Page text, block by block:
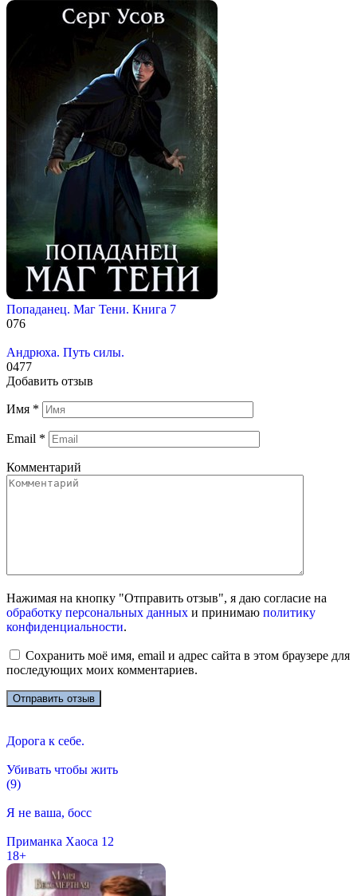
Попаданец. Маг Тени. Книга 7
076
Андрюха. Путь силы.
0477
Добавить отзыв
Имя *
Email *
Комментарий
Нажимая на кнопку "Отправить отзыв", я даю согласие на
обработку персональных данных и принимаю политику
конфиденциальности.
Сохранить моё имя, email и адрес сайта в этом браузере для
последующих моих комментариев.
Дорога к себе.
Убивать чтобы жить
(9)
Я не ваша, босс
Приманка Хаоса 12
18+